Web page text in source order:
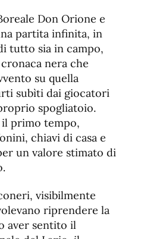
de
fuente
de
fuente.
Don Orione e
partita infinita, in
tutto sia in campo,
nera che
su quella
subìti dai giocatori
spogliatoio.
primo tempo,
chiavi di casa e
un valore stimato di
visibilmente
riprendere la
aver sentito il